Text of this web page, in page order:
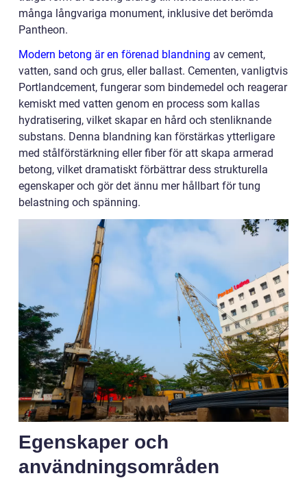
många långvariga monument, inklusive det berömda
Pantheon.
Modern betong är en förenad blandning av cement,
vatten, sand och grus, eller ballast. Cementen, vanligtvis
Portlandcement, fungerar som bindemedel och reagerar
kemiskt med vatten genom en process som kallas
hydratisering, vilket skapar en hård och stenliknande
substans. Denna blandning kan förstärkas ytterligare
med stålförstärkning eller fiber för att skapa armerad
betong, vilket dramatiskt förbättrar dess strukturella
egenskaper och gör det ännu mer hållbart för tung
belastning och spänning.
Egenskaper och
användningsområden